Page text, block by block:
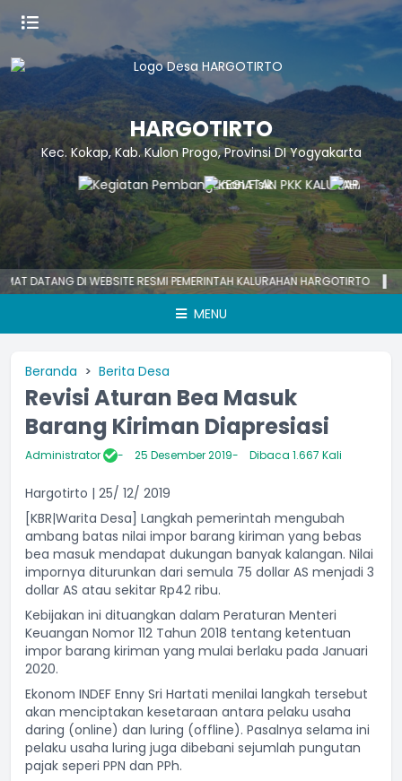
HARGOTIRTO
Kec. Kokap, Kab. Kulon Progo, Provinsi DI Yogyakarta
DI WEBSITE RESMI PEMERINTAH KALURAHAN HARGOTIRTO
MENU
Beranda Berita Desa
Revisi Aturan Bea Masuk
Barang Kiriman Diapresiasi
Administrator 25 Desember 2019 Dibaca 1.667 Kali
Hargotirto | 25/ 12/ 2019
[KBR|Warita Desa] Langkah pemerintah mengubah
ambang batas nilai impor barang kiriman yang bebas
bea masuk mendapat dukungan banyak kalangan. Nilai
impornya diturunkan dari semula 75 dollar AS menjadi 3
dollar AS atau sekitar Rp42 ribu.
Kebijakan ini dituangkan dalam Peraturan Menteri
Keuangan Nomor 112 Tahun 2018 tentang ketentuan
impor barang kiriman yang mulai berlaku pada Januari
2020.
Ekonom INDEF Enny Sri Hartati menilai langkah tersebut
akan menciptakan kesetaraan antara pelaku usaha
daring (online) dan luring (offline). Pasalnya selama ini
pelaku usaha luring juga dibebani sejumlah pungutan
pajak seperi PPN dan PPh.